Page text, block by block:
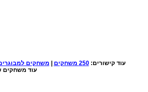
עוד קישורים:250 משחקים | משחקים
עוד משחקים